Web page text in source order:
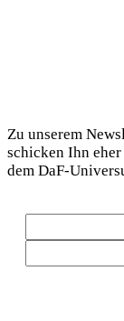
Zu unse­rem
schi­cken Ihn eher
dem DaF-